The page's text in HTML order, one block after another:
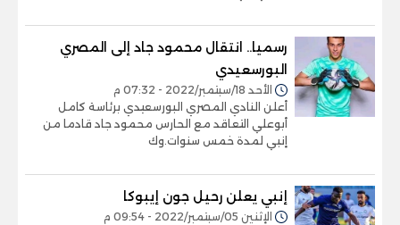
رسميا.. انتقال محمود جاد إلى المصري
البورسعيدي
الأحد 18/سبتمبر/2022 - 07:32 م
أعلن النادي المصري البورسعيدي برئاسة كامل
أبوعلي التعاقد مع الحارس محمود جاد قادما من
إنبي لمدة خمس سنوات.وك
إنبي يعلن رحيل جون إيبوكا
الإثنين 05/سبتمبر/2022 - 09:54 م